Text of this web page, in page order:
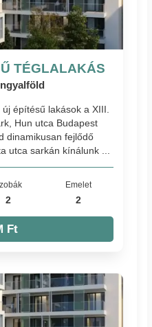
TÉGLALAKÁS
építésű lakások a XIII.
Hun utca Budapest
dinamikusan fejlődő
utca sarkán kínálunk ...
2
Emelet
2
Ft